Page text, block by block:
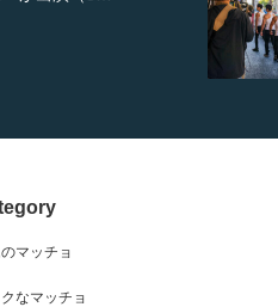
マッチョ
なマッチョ